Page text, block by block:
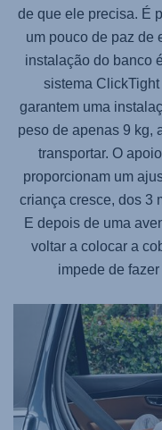
de que ele precisa. É
um pouco de paz de
instalação do banco
sistema
garantem uma
peso de apenas 9 kg,
transportar. O
proporcionam um
criança cresce, dos 3
E depois de uma
voltar a colocar a
impede de